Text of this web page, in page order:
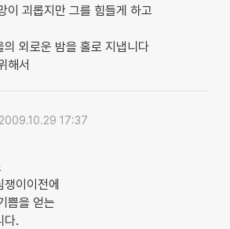
이 괴롭지만 그를 힘들게 하고
외로운 밤을 홀로 지냅니다
해서
2009.10.29 17:37
이이전에
쁨을 얻는
다.